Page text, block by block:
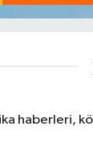
haberleri,